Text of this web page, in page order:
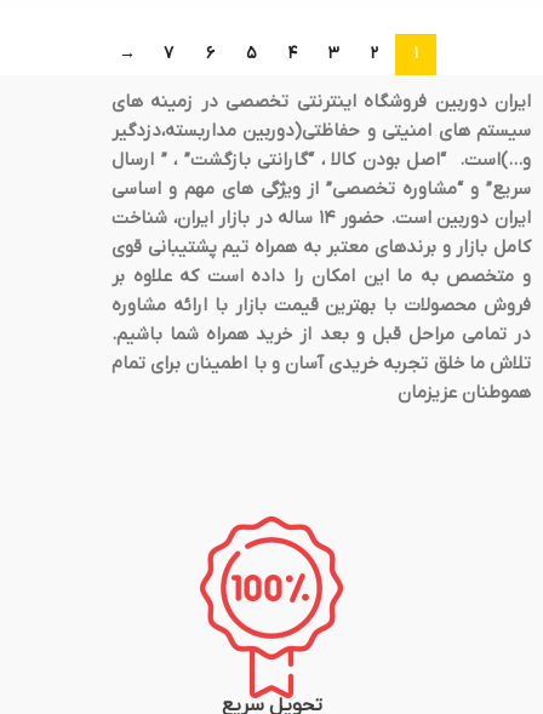
1
2
3
4
5
6
7
→
ایران دوربین فروشگاه اینترنتی تخصصی در زمینه های
سیستم های امنیتی و حفاظتی(دوربین مداربسته،دزدگیر
و…)است. “اصل بودن کالا ، “گارانتی بازگشت” ، ” ارسال
سریع” و “مشاوره تخصصی” از ویژگی های مهم و اساسی
ایران دوربین است. حضور 14 ساله در بازار ایران، شناخت
کامل بازار و برندهای معتبر به همراه تیم پشتیبانی قوی
و متخصص به ما این امکان را داده است که علاوه بر
فروش محصولات با بهترین قیمت بازار با ارائه مشاوره
در تمامی مراحل قبل و بعد از خرید همراه شما باشیم.
تلاش ما خلق تجربه خریدی آسان و با اطمینان برای تمام
هموطنان عزیزمان
تحویل سریع